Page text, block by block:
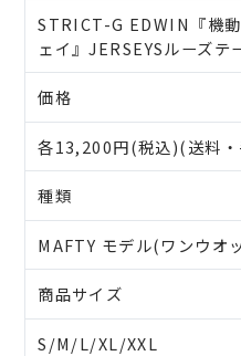
STRICT-G EDWIN『機
ェイ』JERSEYSルーズテ
価格
各13,200円(税込)(送料・
種類
MAFTY モデル(ワンウオ
商品サイズ
S/M/L/XL/XXL